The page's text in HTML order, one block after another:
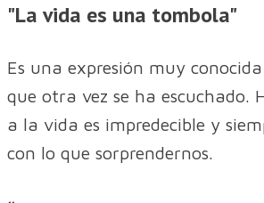
"La vida es una tombola"
Es una expresión muy
que otra vez se ha escuchado.
a la vida es impredecible y
con lo que sorprendernos.